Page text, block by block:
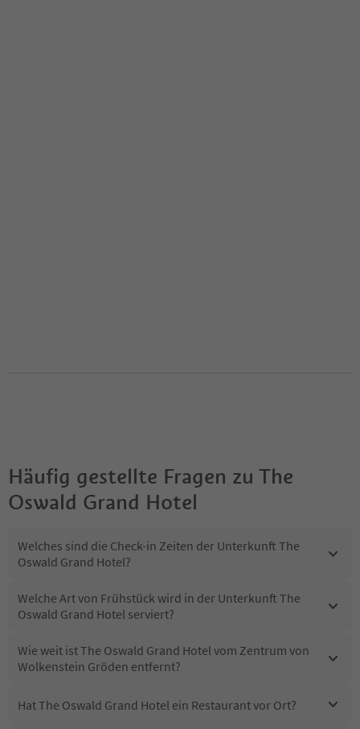
Häufig gestellte Fragen zu The
Oswald Grand Hotel
Welches sind die Check-in Zeiten der Unterkunft The
Oswald Grand Hotel?
Welche Art von Frühstück wird in der Unterkunft The
Oswald Grand Hotel serviert?
Wie weit ist The Oswald Grand Hotel vom Zentrum von
Wolkenstein Gröden entfernt?
Hat The Oswald Grand Hotel ein Restaurant vor Ort?